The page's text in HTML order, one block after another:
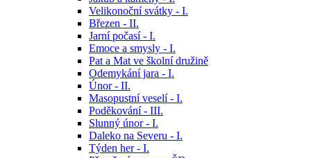
Velikonoční svátky - I.
Březen - II.
Jarní počasí - I.
Emoce a smysly - I.
Pat a Mat ve školní družině
Odemykání jara - I.
Únor - II.
Masopustní veselí - I.
Poděkování - III.
Slunný únor - I.
Daleko na Severu - I.
Týden her - I.